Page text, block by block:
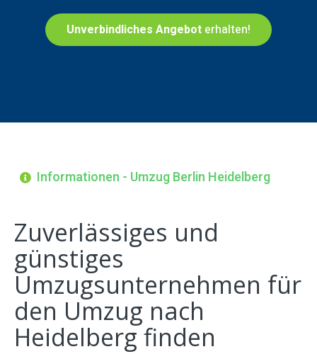
Unverbindliches Angebot erhalten!
Informationen - Umzug Berlin Heidelberg
Zuverlässiges und
günstiges
Umzugsunternehmen für
den Umzug nach
Heidelberg finden